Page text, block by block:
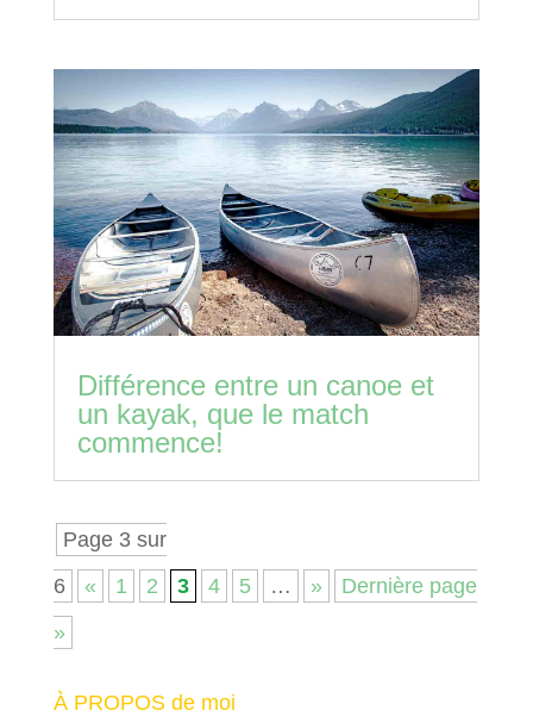
Différence entre un canoe et
un kayak, que le match
commence!
Page 3 sur
6
« 1 2 3 4 5 … »
Dernière page
»
À PROPOS de moi